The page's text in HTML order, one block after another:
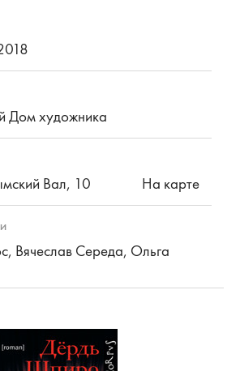
Дом художника
Вал, 10 На карте
Вячеслав Середа, Ольга